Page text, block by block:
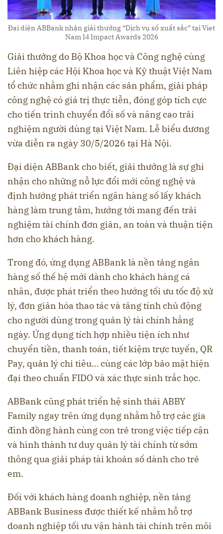
Đại diện ABBank nhận giải thưởng “Dịch vụ số xuất sắc” tại Viet
Nam I4 Impact Awards 2026
Giải thưởng do Bộ Khoa học và Công nghệ cùng
Liên hiệp các Hội Khoa học và Kỹ thuật Việt Nam
tổ chức nhằm ghi nhận các sản phẩm, giải pháp
công nghệ có giá trị thực tiễn, đóng góp tích cực
cho tiến trình chuyển đổi số và nâng cao trải
nghiệm người dùng tại Việt Nam. Lễ biểu dương
vừa diễn ra ngày 30/5/2026 tại Hà Nội.
Đại diện ABBank cho biết, giải thưởng là sự ghi
nhận cho những nỗ lực đổi mới công nghệ và
định hướng phát triển ngân hàng số lấy khách
hàng làm trung tâm, hướng tới mang đến trải
nghiệm tài chính đơn giản, an toàn và thuận tiện
hơn cho khách hàng.
Trong đó, ứng dụng ABBank là nền tảng ngân
hàng số thế hệ mới dành cho khách hàng cá
nhân, được phát triển theo hướng tối ưu tốc độ xử
lý, đơn giản hóa thao tác và tăng tính chủ động
cho người dùng trong quản lý tài chính hằng
ngày. Ứng dụng tích hợp nhiều tiện ích như
chuyển tiền, thanh toán, tiết kiệm trực tuyến, QR
Pay, quản lý chi tiêu… cùng các lớp bảo mật hiện
đại theo chuẩn FIDO và xác thực sinh trắc học.
ABBank cũng phát triển hệ sinh thái ABBY
Family ngay trên ứng dụng nhằm hỗ trợ các gia
đình đồng hành cùng con trẻ trong việc tiếp cận
và hình thành tư duy quản lý tài chính từ sớm
thông qua giải pháp tài khoản số dành cho trẻ
em.
Đối với khách hàng doanh nghiệp, nền tảng
ABBank Business được thiết kế nhằm hỗ trợ
doanh nghiệp tối ưu vận hành tài chính trên môi